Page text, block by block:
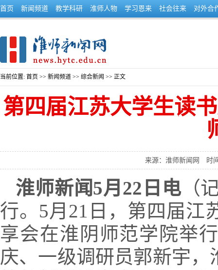
首页 新闻频道 教学科研 淮师人物 学习恩来 社会往来 对外合
当前位置: 首页 >> 新闻频道 >> 综合新闻 >> 正文
第四届江苏大学生读
来源：淮师新闻网 时
淮师新闻5月22日电（
行。5月21日，第四届江
享会在淮阴师范学院举
庆、一级调研员郭新宇